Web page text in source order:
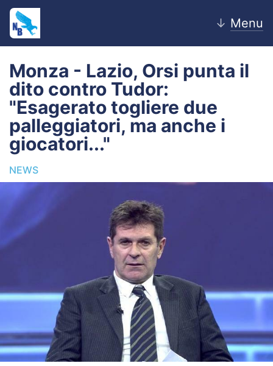
↓ Menu
Home
News
Editoriale
Pagelle
Settore Giovanile
Lazio Women
Video
Monza - Lazio, Orsi punta il
dito contro Tudor:
"Esagerato togliere due
palleggiatori, ma anche i
giocatori..."
NEWS